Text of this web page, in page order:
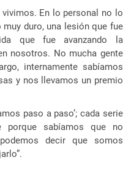
En lo personal no lo
muy duro, una lesión que fue
que fue avanzando la
nosotros. No mucha gente
internamente sabíamos
y nos llevamos un premio
paso a paso’; cada serie
porque sabíamos que no
decir que somos